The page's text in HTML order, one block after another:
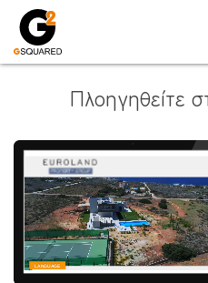
Πλοηγηθείτε